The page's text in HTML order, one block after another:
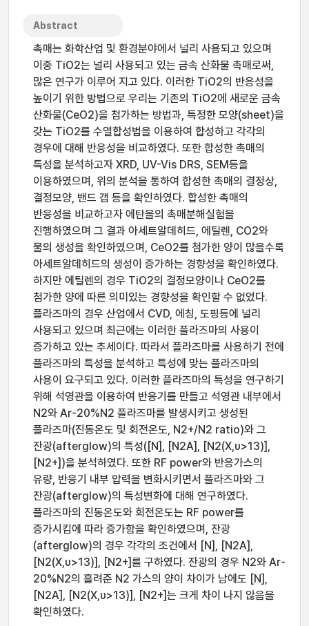
Abstract
촉매는 화학산업 및 환경분야에서 널리 사용되고 있으며
이중 TiO2는 널리 사용되고 있는 금속 산화물 촉매로써,
많은 연구가 이루어 지고 있다. 이러한 TiO2의 반응성을
높이기 위한 방법으로 우리는 기존의 TiO2에 새로운 금속
산화물(CeO2)을 첨가하는 방법과, 특정한 모양(sheet)을
갖는 TiO2를 수열합성법을 이용하여 합성하고 각각의
경우에 대해 반응성을 비교하였다. 또한 합성한 촉매의
특성을 분석하고자 XRD, UV-Vis DRS, SEM등을
이용하였으며, 위의 분석을 통하여 합성한 촉매의 결정상,
결정모양, 밴드 갭 등을 확인하였다. 합성한 촉매의
반응성을 비교하고자 에탄올의 촉매분해실험을
진행하였으며 그 결과 아세트알데히드, 에틸렌, CO2와
물의 생성을 확인하였으며, CeO2를 첨가한 양이 많을수록
아세트알데히드의 생성이 증가하는 경향성을 확인하였다.
하지만 에틸렌의 경우 TiO2의 결정모양이나 CeO2를
첨가한 양에 따른 의미있는 경향성을 확인할 수 없었다.
플라즈마의 경우 산업에서 CVD, 에칭, 도핑등에 널리
사용되고 있으며 최근에는 이러한 플라즈마의 사용이
증가하고 있는 추세이다. 따라서 플라즈마를 사용하기 전에
플라즈마의 특성을 분석하고 특성에 맞는 플라즈마의
사용이 요구되고 있다. 이러한 플라즈마의 특성을 연구하기
위해 석영관을 이용하여 반응기를 만들고 석영관 내부에서
N2와 Ar-20%N2 플라즈마를 발생시키고 생성된
플라즈마(진동온도 및 회전온도, N2+/N2 ratio)와 그
잔광(afterglow)의 특성([N], [N2A], [N2(X,υ>13)],
[N2+])을 분석하였다. 또한 RF power와 반응가스의
유량, 반응기 내부 압력을 변화시키면서 플라즈마와 그
잔광(afterglow)의 특성변화에 대해 연구하였다.
플라즈마의 진동온도와 회전온도는 RF power를
증가시킴에 따라 증가함을 확인하였으며, 잔광
(afterglow)의 경우 각각의 조건에서 [N], [N2A],
[N2(X,υ>13)], [N2+]를 구하였다. 잔광의 경우 N2와 Ar-
20%N2의 흘려준 N2 가스의 양이 차이가 남에도 [N],
[N2A], [N2(X,υ>13)], [N2+]는 크게 차이 나지 않음을
확인하였다.